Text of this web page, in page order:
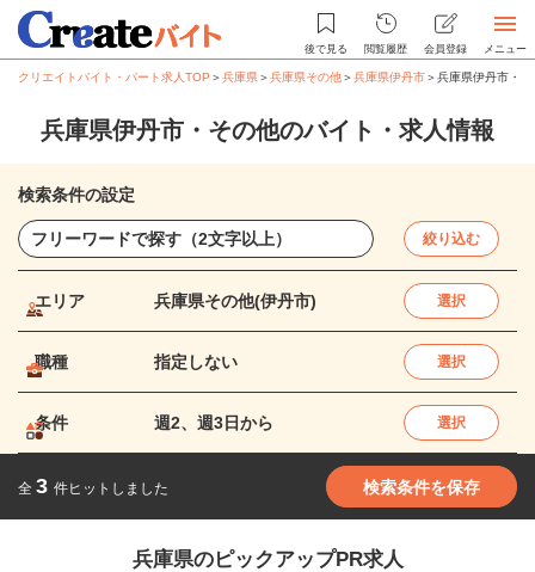
後で見る 閲覧履歴 会員登録 メニュー
クリエイトバイト・パート求人TOP ＞兵庫県＞兵庫県その他＞兵庫県伊丹市＞兵庫県伊丹市・
兵庫県伊丹市・その他のバイト・求人情報
検索条件の設定
絞り込む
エリア 兵庫県その他(伊丹市) 選択
職種 指定しない 選択
条件 週2、週3日から 選択
全 3 件ヒットしました 検索条件を保存
兵庫県のピックアップPR求人